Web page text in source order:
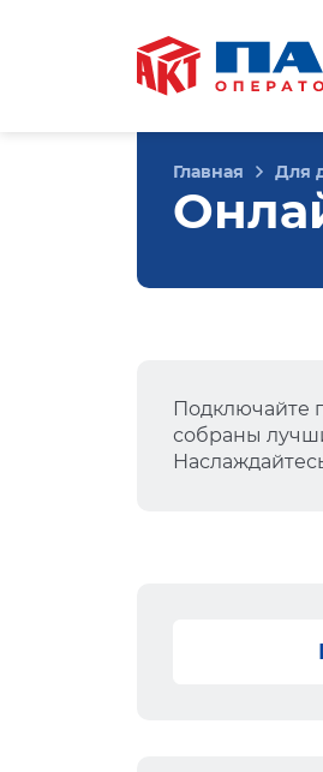
Главная Для
Подключайте
собраны